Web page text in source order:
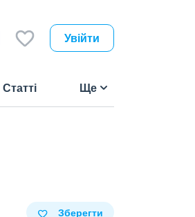
Увійти
Статті Ще
Зберегти